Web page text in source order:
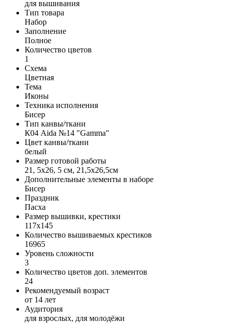
для вышивания
Тип товара
Набор
Заполнение
Полное
Количество цветов
1
Схема
Цветная
Тема
Иконы
Техника исполнения
Бисер
Тип канвы/ткани
К04 Aida №14 "Gamma"
Цвет канвы/ткани
белый
Размер готовой работы
21, 5x26, 5 см, 21,5x26,5см
Дополнительные элементы в наборе
Бисер
Праздник
Пасха
Размер вышивки, крестики
117x145
Количество вышиваемых крестиков
16965
Уровень сложности
3
Количество цветов доп. элементов
24
Рекомендуемый возраст
от 14 лет
Аудитория
для взрослых, для молодёжи